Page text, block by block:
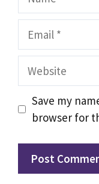
Email
Website
Save my
browser for